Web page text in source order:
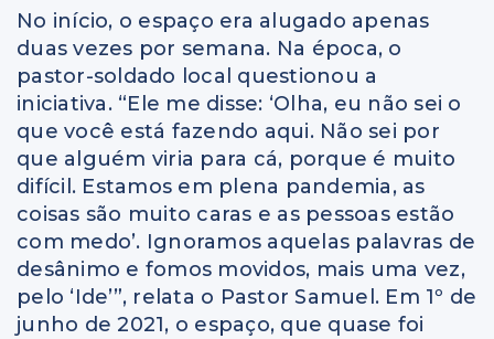
No início, o espaço era alugado apenas
duas vezes por semana. Na época, o
pastor-soldado local questionou a
iniciativa. “Ele me disse: ‘Olha, eu não sei o
que você está fazendo aqui. Não sei por
que alguém viria para cá, porque é muito
difícil. Estamos em plena pandemia, as
coisas são muito caras e as pessoas estão
com medo’. Ignoramos aquelas palavras de
desânimo e fomos movidos, mais uma vez,
pelo ‘Ide’”, relata o Pastor Samuel. Em 1º de
junho de 2021, o espaço, que quase foi